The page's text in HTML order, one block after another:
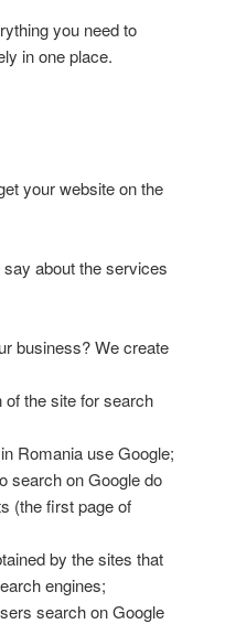
you need to
in one place.
your website on the
about the services
business? We create
of the site for search
Romania use Google;
search on Google do
(the first page of
by the sites that
engines;
search on Google